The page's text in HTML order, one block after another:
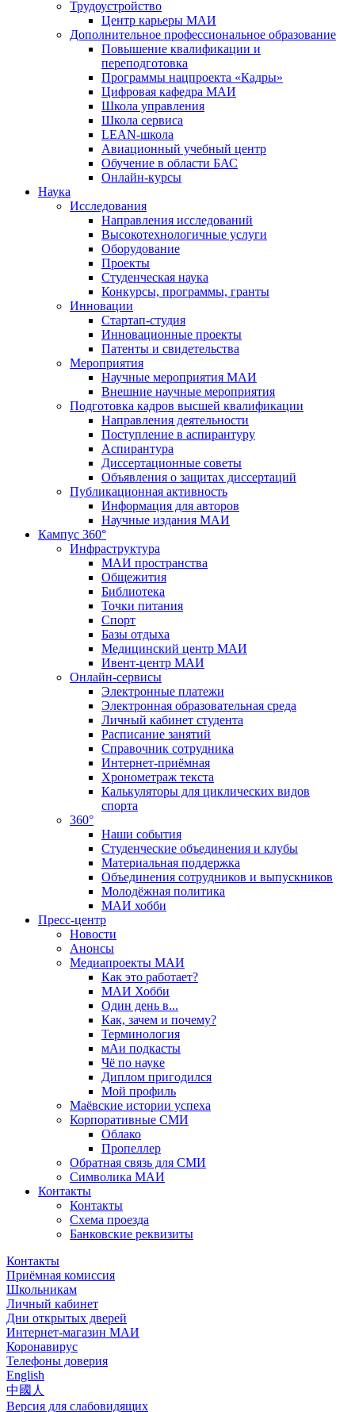
Трудоустройство
Центр карьеры МАИ
Дополнительное профессиональное образование
Повышение квалификации и
переподготовка
Программы нацпроекта «Кадры»
Цифровая кафедра МАИ
Школа управления
Школа сервиса
LEAN-школа
Авиационный учебный центр
Обучение в области БАС
Онлайн-курсы
Наука
Исследования
Направления исследований
Высокотехнологичные услуги
Оборудование
Проекты
Студенческая наука
Конкурсы, программы, гранты
Инновации
Стартап-студия
Инновационные проекты
Патенты и свидетельства
Мероприятия
Научные мероприятия МАИ
Внешние научные мероприятия
Подготовка кадров высшей квалификации
Направления деятельности
Поступление в аспирантуру
Аспирантура
Диссертационные советы
Объявления о защитах диссертаций
Публикационная активность
Информация для авторов
Научные издания МАИ
Кампус 360°
Инфраструктура
МАИ пространства
Общежития
Библиотека
Точки питания
Спорт
Базы отдыха
Медицинский центр МАИ
Ивент-центр МАИ
Онлайн-сервисы
Электронные платежи
Электронная образовательная среда
Личный кабинет студента
Расписание занятий
Справочник сотрудника
Интернет-приёмная
Хронометраж текста
Калькуляторы для циклических видов
спорта
360°
Наши события
Студенческие объединения и клубы
Материальная поддержка
Объединения сотрудников и выпускников
Молодёжная политика
МАИ хобби
Пресс-центр
Новости
Анонсы
Медиапроекты МАИ
Как это работает?
МАИ Хобби
Один день в...
Как, зачем и почему?
Терминология
мАи подкасты
Чё по науке
Диплом пригодился
Мой профиль
Маёвские истории успеха
Корпоративные СМИ
Облако
Пропеллер
Обратная связь для СМИ
Символика МАИ
Контакты
Контакты
Схема проезда
Банковские реквизиты
Контакты
Приёмная комиссия
Школьникам
Личный кабинет
Дни открытых дверей
Интернет-магазин МАИ
Коронавирус
Телефоны доверия
English
中國人
Версия для слабовидящих